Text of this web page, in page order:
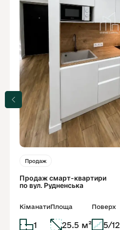
Продаж
Продаж смарт-квартири
по вул. Рудненська
Кіманати
1
Площа
25.5 м²
Поверх
5/12